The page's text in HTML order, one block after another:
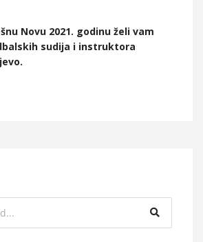
Novu 2021. godinu želi vam
sudija i instruktora